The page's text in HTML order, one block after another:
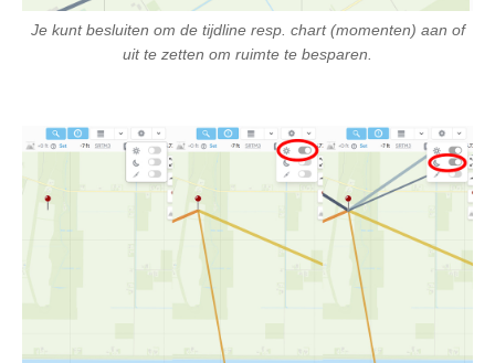
Je kunt besluiten om de tijdline resp. chart (momenten) aan of
uit te zetten om ruimte te besparen.